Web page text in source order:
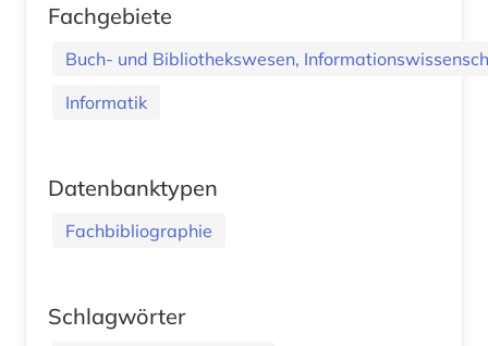
Fachgebiete
Buch- und Bibliothekswesen,
Informatik
Datenbanktypen
Fachbibliographie
Schlagwörter